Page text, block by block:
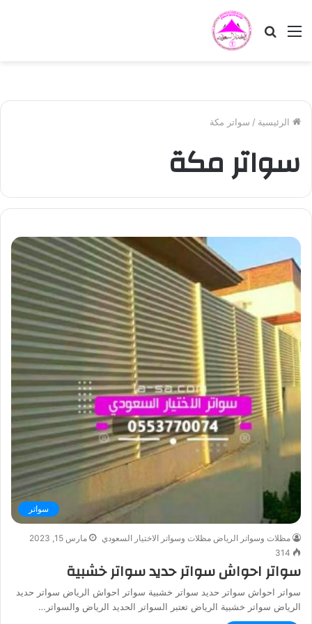
القائمة بحث
الرئيسية / سواتر مكة
سواتر مكة
سواتر
مظلات وسواتر الرياض مظلات وسواتر الاختيار السعودي
مارس 15, 2023
314
سواتر احواش سواتر حديد سواتر خشبية
سواتر احواش سواتر حديد سواتر خشبية سواتر احواش الرياض سواتر حديد
الرياض سواتر خشبية الرياض تعتبر السواتر الحديد الرياض والسواتر…